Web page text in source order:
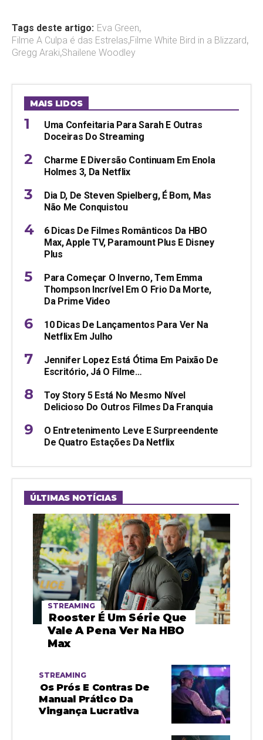
Tags deste artigo: Eva Green,
Filme A Culpa é das Estrelas,Filme White Bird in a Blizzard,
Gregg Araki,Shailene Woodley
MAIS LIDOS
Uma Confeitaria Para Sarah E Outras
Doceiras Do Streaming
Charme E Diversão Continuam Em Enola
Holmes 3, Da Netflix
Dia D, De Steven Spielberg, É Bom, Mas
Não Me Conquistou
6 Dicas De Filmes Românticos Da HBO
Max, Apple TV, Paramount Plus E Disney
Plus
Para Começar O Inverno, Tem Emma
Thompson Incrível Em O Frio Da Morte,
Da Prime Video
10 Dicas De Lançamentos Para Ver Na
Netflix Em Julho
Jennifer Lopez Está Ótima Em Paixão De
Escritório, Já O Filme…
Toy Story 5 Está No Mesmo Nível
Delicioso Do Outros Filmes Da Franquia
O Entretenimento Leve E Surpreendente
De Quatro Estações Da Netflix
ÚLTIMAS NOTÍCIAS
STREAMING
Rooster É Um Série Que
Vale A Pena Ver Na HBO
Max
STREAMING
Os Prós E Contras De
Manual Prático Da
Vingança Lucrativa